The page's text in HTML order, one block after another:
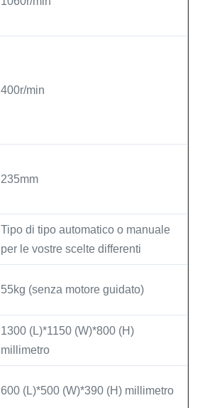
400r/min
235mm
Tipo di tipo automatico o manuale
per le vostre scelte differenti
55kg (senza motore guidato)
1300 (L)*1150 (W)*800 (H)
millimetro
600 (L)*500 (W)*390 (H) millimetro